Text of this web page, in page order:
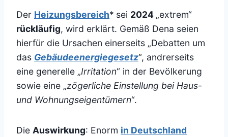
Der Heizungsbereich* sei 2024 „extrem“
rückläufig, wird erklärt. Gemäß Dena seien
hierfür die Ursachen einerseits „Debatten um
das Gebäudeenergiegesetz“, andrerseits
eine generelle „Irritation“ in der Bevölkerung
sowie eine „zögerliche Einstellung bei Haus-
und Wohnungseigentümern“.
Die Auswirkung: Enorm in Deutschland